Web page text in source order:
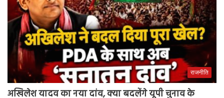
राजनीति
अखिलेश यादव का नया दांव, क्या बदलेंगे यूपी चुनाव के